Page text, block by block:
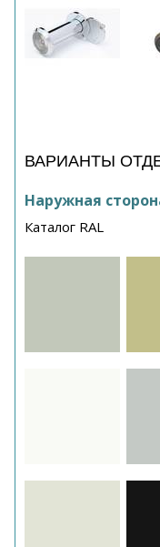
ВАРИАНТЫ
Наружная
Каталог RAL